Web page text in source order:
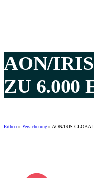
AON/
ZU 6.000
Ertheo » Versicherung » AON/IRIS GLOBAL